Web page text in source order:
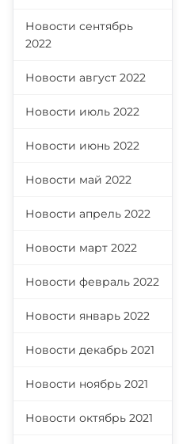
Новости сентябрь
2022
Новости август 2022
Новости июль 2022
Новости июнь 2022
Новости май 2022
Новости апрель 2022
Новости март 2022
Новости февраль 2022
Новости январь 2022
Новости декабрь 2021
Новости ноябрь 2021
Новости октябрь 2021